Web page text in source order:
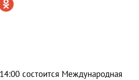
состоится Международная